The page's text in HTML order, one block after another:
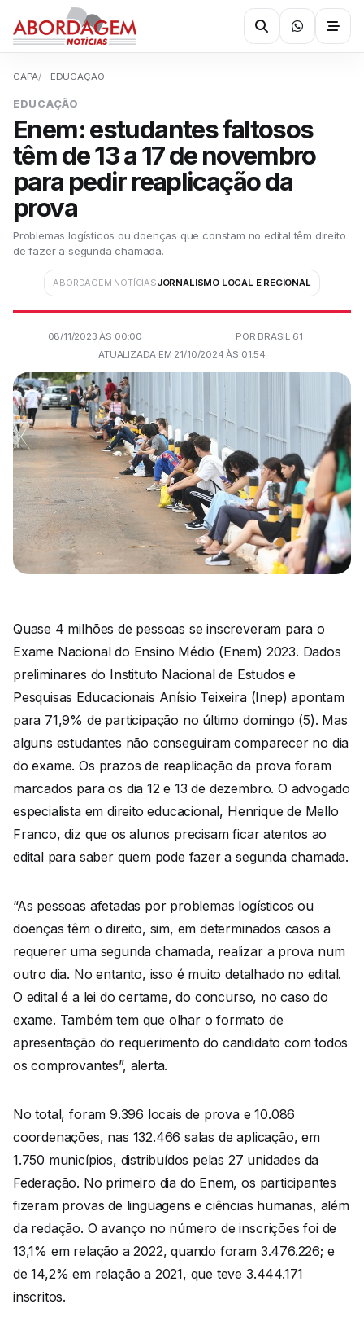
CAPA EDUCAÇÃO
EDUCAÇÃO
Enem: estudantes faltosos
têm de 13 a 17 de novembro
para pedir reaplicação da
prova
Problemas logísticos ou doenças que constam no edital têm direito
de fazer a segunda chamada.
ABORDAGEM NOTÍCIASJORNALISMO LOCAL E REGIONAL
08/11/2023 ÀS 00:00
POR BRASIL 61
ATUALIZADA EM 21/10/2024 ÀS 01:54
Quase 4 milhões de pessoas se inscreveram para o
Exame Nacional do Ensino Médio (Enem) 2023. Dados
preliminares do Instituto Nacional de Estudos e
Pesquisas Educacionais Anísio Teixeira (Inep) apontam
para 71,9% de participação no último domingo (5). Mas
alguns estudantes não conseguiram comparecer no dia
do exame. Os prazos de reaplicação da prova foram
marcados para os dia 12 e 13 de dezembro. O advogado
especialista em direito educacional, Henrique de Mello
Franco, diz que os alunos precisam ficar atentos ao
edital para saber quem pode fazer a segunda chamada.
“As pessoas afetadas por problemas logísticos ou
doenças têm o direito, sim, em determinados casos a
requerer uma segunda chamada, realizar a prova num
outro dia. No entanto, isso é muito detalhado no edital.
O edital é a lei do certame, do concurso, no caso do
exame. Também tem que olhar o formato de
apresentação do requerimento do candidato com todos
os comprovantes”, alerta.
No total, foram 9.396 locais de prova e 10.086
coordenações, nas 132.466 salas de aplicação, em
1.750 municípios, distribuídos pelas 27 unidades da
Federação. No primeiro dia do Enem, os participantes
fizeram provas de linguagens e ciências humanas, além
da redação. O avanço no número de inscrições foi de
13,1% em relação a 2022, quando foram 3.476.226; e
de 14,2% em relação a 2021, que teve 3.444.171
inscritos.